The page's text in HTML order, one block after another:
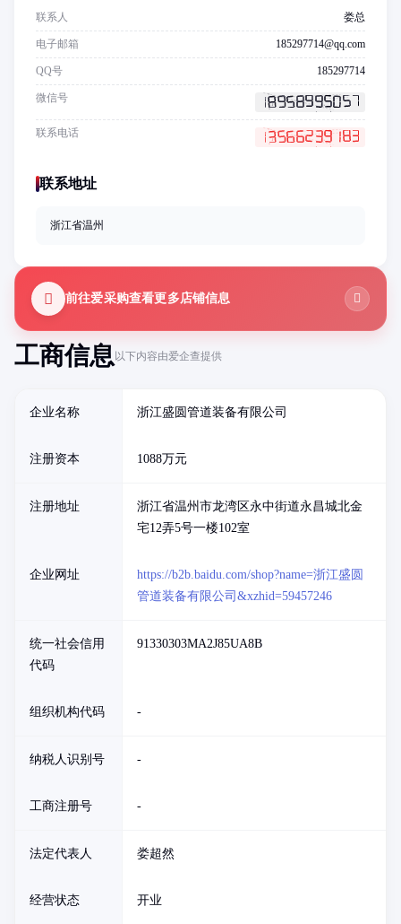
工商信息以下内容由爱企查提供
企业名称 浙江盛圆管道装备有限公司
注册资本 1088万元
注册地址
浙江省温州市龙湾区永中街道永昌城北金
宅12弄5号一楼102室
企业网址
https://b2b.baidu.com/shop?name=浙江盛圆
管道装备有限公司&xzhid=59457246
统一社会信用
代码
91330303MA2J85UA8B
组织机构代码 -
纳税人识别号 -
工商注册号 -
法定代表人 娄超然
经营状态 开业
联系人 娄总
电子邮箱 185297714@qq.com
QQ号 185297714
微信号
联系电话
联系地址
浙江省温州
前往爱采购查看更多店铺信息